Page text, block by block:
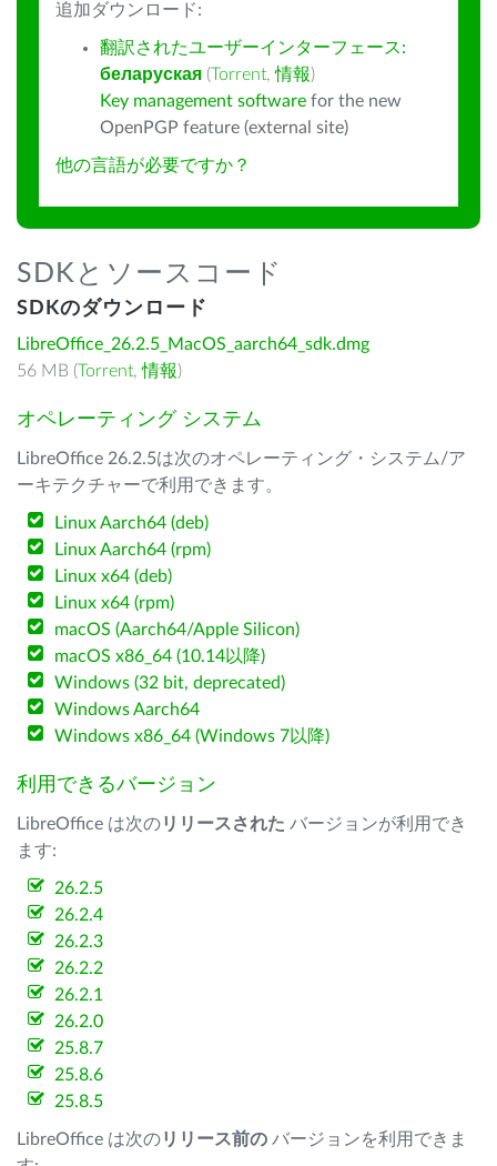
追加ダウンロード:
翻訳されたユーザーインターフェース:
беларуская (Torrent,情報)
Key management software for the new
OpenPGP feature (external site)
他の言語が必要ですか？
SDKとソースコード
SDKのダウンロード
LibreOffice_26.2.5_MacOS_aarch64_sdk.dmg
56 MB (Torrent,情報)
オペレーティング システム
LibreOffice 26.2.5は次のオペレーティング・システム/ア
ーキテクチャーで利用できます。
Linux Aarch64 (deb)
Linux Aarch64 (rpm)
Linux x64 (deb)
Linux x64 (rpm)
macOS (Aarch64/Apple Silicon)
macOS x86_64 (10.14以降)
Windows (32 bit, deprecated)
Windows Aarch64
Windows x86_64 (Windows 7以降)
利用できるバージョン
LibreOffice は次のリリースされた バージョンが利用でき
ます:
26.2.5
26.2.4
26.2.3
26.2.2
26.2.1
26.2.0
25.8.7
25.8.6
25.8.5
LibreOffice は次のリリース前の バージョンを利用できま